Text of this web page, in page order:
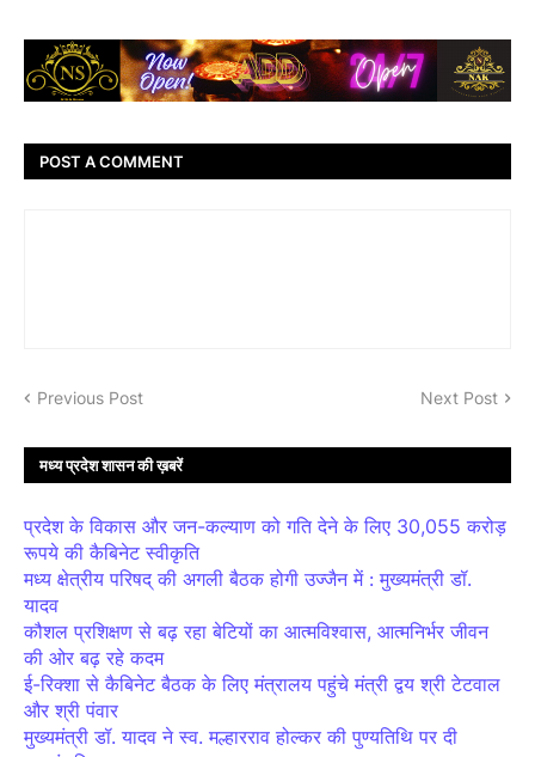
POST A COMMENT
Previous Post Next Post
मध्य प्रदेश शासन की ख़बरें
प्रदेश के विकास और जन-कल्याण को गति देने के लिए 30,055 करोड़
रूपये की कैबिनेट स्वीकृति
मध्य क्षेत्रीय परिषद् की अगली बैठक होगी उज्जैन में : मुख्यमंत्री डॉ.
यादव
कौशल प्रशिक्षण से बढ़ रहा बेटियों का आत्मविश्वास, आत्मनिर्भर जीवन
की ओर बढ़ रहे कदम
ई-रिक्शा से कैबिनेट बैठक के लिए मंत्रालय पहुंचे मंत्री द्वय श्री टेटवाल
और श्री पंवार
मुख्यमंत्री डॉ. यादव ने स्व. मल्हारराव होल्कर की पुण्यतिथि पर दी